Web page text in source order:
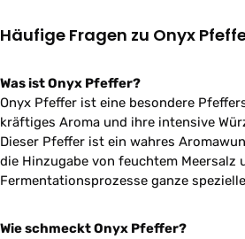
Häufige Fragen zu Onyx
Was ist Onyx Pfeffer?
Onyx Pfeffer ist eine besondere
kräftiges Aroma und ihre intensive
Dieser Pfeffer ist ein wahres
die Hinzugabe von feuchtem Meersalz
Fermentationsprozesse ganze
Wie schmeckt Onyx Pfeffer?